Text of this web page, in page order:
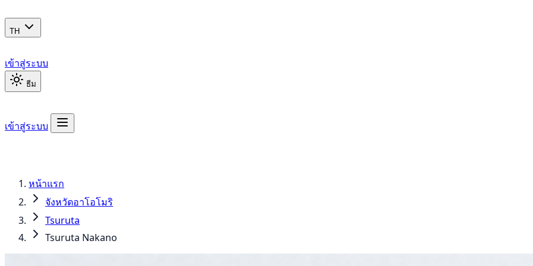
TH
เข้าสู่ระบบ
ธีม
เข้าสู่ระบบ
หน้าแรก
จังหวัดอาโอโมริ
Tsuruta
Tsuruta Nakano